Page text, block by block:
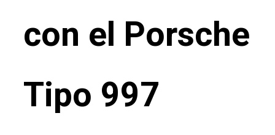
con el Porsche
Tipo 997